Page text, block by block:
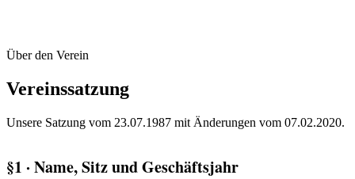
Über den Verein
Vereinssatzung
Unsere Satzung vom 23.07.1987 mit Änderungen vom 07.02.2020.
§1 · Name, Sitz und Geschäftsjahr